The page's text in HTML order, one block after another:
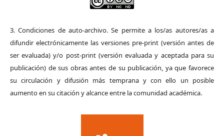
3. Condiciones de auto-archivo. Se permite a los/as autores/as a
difundir electrónicamente las versiones pre-print (versión antes de
ser evaluada) y/o post-print (versión evaluada y aceptada para su
publicación) de sus obras antes de su publicación, ya que favorece
su circulación y difusión más temprana y con ello un posible
aumento en su citación y alcance entre la comunidad académica.